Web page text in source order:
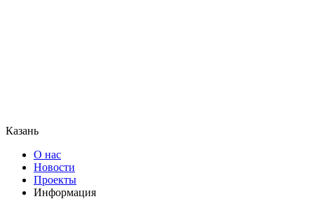
Казань
О нас
Новости
Проекты
Информация